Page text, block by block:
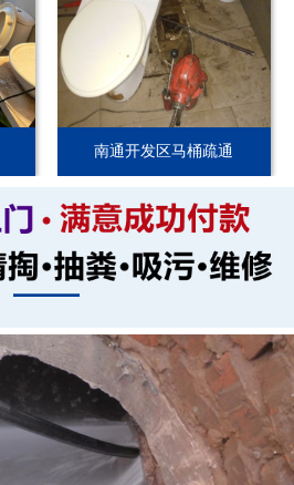
南通开发区马桶疏通